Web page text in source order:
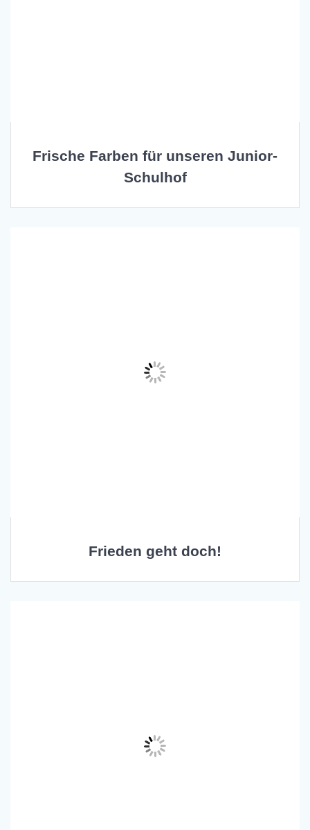
Frische Farben für unseren Junior-
Schulhof
Frieden geht doch!